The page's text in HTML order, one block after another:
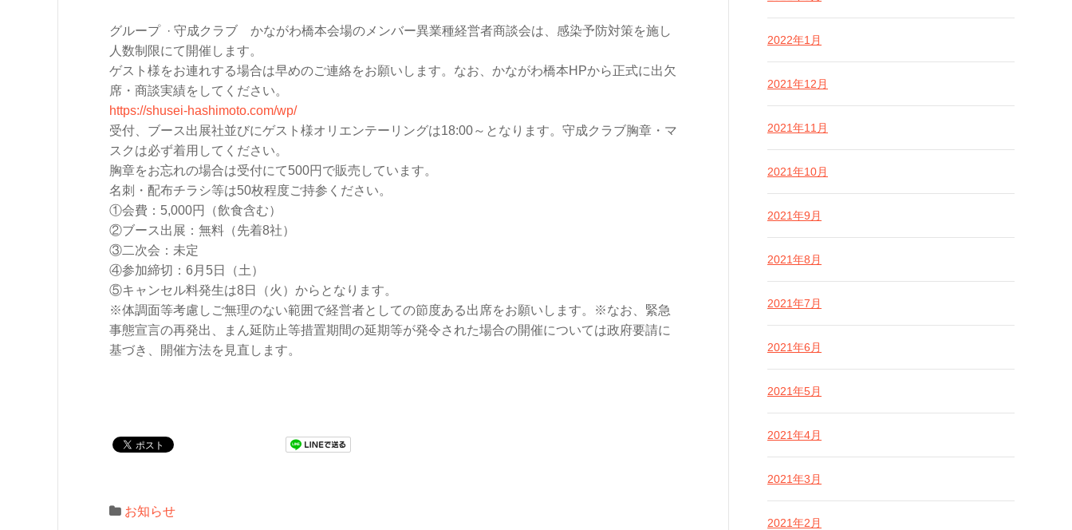
グループ · 守成クラブ かながわ橋本会場のメンバー異業種経営者商談会は、感染予防対策を施し
人数制限にて開催します。
ゲスト様をお連れする場合は早めのご連絡をお願いします。なお、かながわ橋本HPから正式に出欠
席・商談実績をしてください。
https://shusei-hashimoto.com/wp/
受付、ブース出展社並びにゲスト様オリエンテーリングは18:00～となります。守成クラブ胸章・マ
スクは必ず着用してください。
胸章をお忘れの場合は受付にて500円で販売しています。
名刺・配布チラシ等は50枚程度ご持参ください。
①会費：5,000円（飲食含む）
②ブース出展：無料（先着8社）
③二次会：未定
④参加締切：6月5日（土）
⑤キャンセル料発生は8日（火）からとなります。
※体調面等考慮しご無理のない範囲で経営者としての節度ある出席をお願いします。※なお、緊急
事態宣言の再発出、まん延防止等措置期間の延期等が発令された場合の開催については政府要請に
基づき、開催方法を見直します。
お知らせ
2022年1月
2021年12月
2021年11月
2021年10月
2021年9月
2021年8月
2021年7月
2021年6月
2021年5月
2021年4月
2021年3月
2021年2月